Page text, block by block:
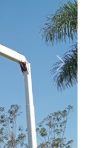
Next